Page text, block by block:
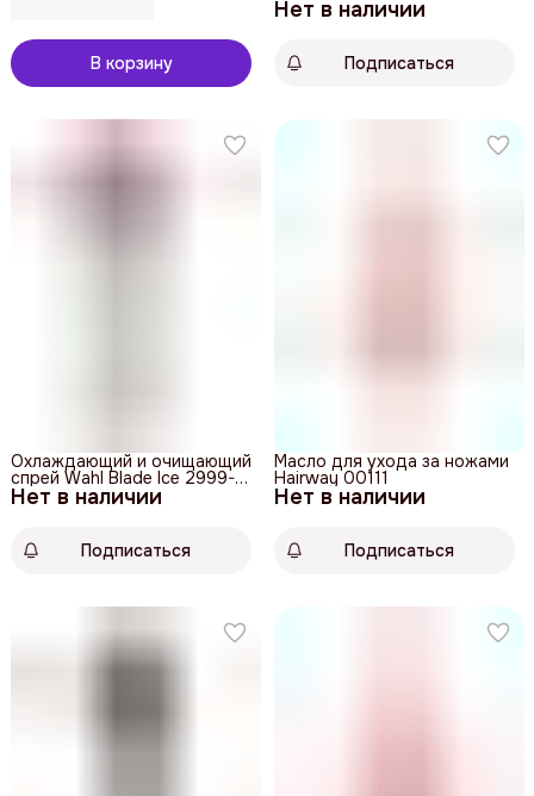
В корзину
Нет в наличии
Подписаться
Нет в наличии
Охлаждающий и очищающий
спрей Wahl Blade Ice 2999-
7900
Подписаться
Нет в наличии
Масло для ухода за ножами
Hairway 00111
Подписаться